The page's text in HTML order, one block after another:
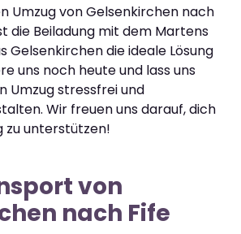
Umzug von Gelsenkirchen nach
die Beiladung mit dem Martens
Gelsenkirchen die ideale Lösung
uns noch heute und lass uns
Umzug stressfrei und
Wir freuen uns darauf, dich
zu unterstützen!
von
nach Fife